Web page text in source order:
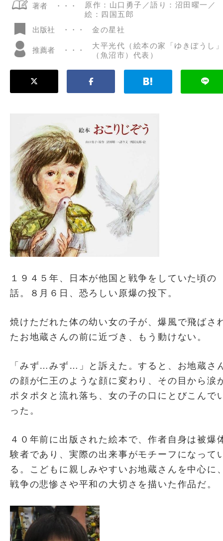
著者
原作：山口勇子／語り：沼田曜一／
絵：四国五郎
出版社
金の星社
推薦者
大平光代（絵本の家「ゆきぼうし」
（魚沼市）代表）
１９４５年、日本が他国と戦争をしていた頃の
話。８月６日、恐ろしい原爆の投下。
焼けただれた体の幼い女の子が、爆風で飛ばさ
たお地蔵さんの前に近づき、もう動けない。
「みず…みず…」と訴えた。すると、お地蔵さ
の顔が仁王のような顔に変わり、その目から涙
ポタポタと流れ落ち、女の子の口にとびこんで
った。
４０年前に出版された絵本で、作者自身は被爆
験者であり、実際の出来事がモチーフになって
る。こどもに親しみやすいお地蔵さんを中心に
戦争の悲惨さや平和の大切さを描いた作品だ。